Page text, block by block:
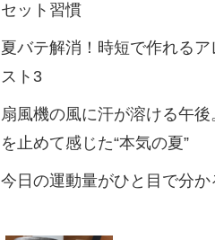
セット習慣
夏バテ解消！時短で作れる
スト3
扇風機の風に汗が溶ける午後
を止めて感じた“本気の夏”
今日の運動量がひと目で分か